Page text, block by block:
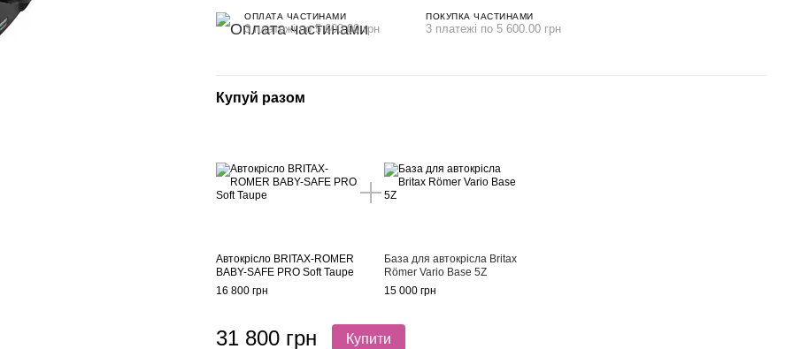
ОПЛАТА ЧАСТИНАМИ
3 платежі по 5 600.00 грн
ПОКУПКА ЧАСТИНАМИ
3 платежі по 5 600.00 грн
Купуй разом
Автокрісло BRITAX-ROMER
BABY-SAFE PRO Soft Taupe
16 800 грн
База для автокрісла Britax
Römer Vario Base 5Z
15 000 грн
31 800 грн Купити